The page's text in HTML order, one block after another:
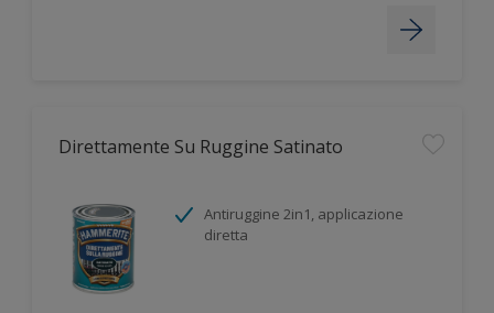
Direttamente Su Ruggine Satinato
Antiruggine 2in1, applicazione
diretta